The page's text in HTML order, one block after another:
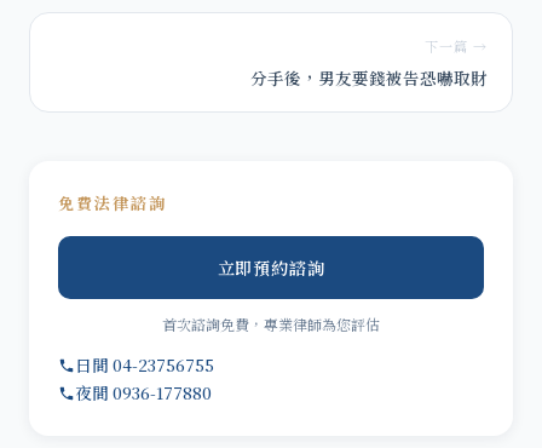
下一篇 →
分手後，男友要錢被告恐嚇取財
免費法律諮詢
立即預約諮詢
首次諮詢免費，專業律師為您評估
日間 04-23756755
夜間 0936-177880